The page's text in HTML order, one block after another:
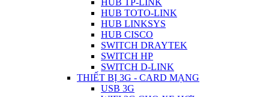
HUB TP-LINK
HUB TOTO-LINK
HUB LINKSYS
HUB CISCO
SWITCH DRAYTEK
SWITCH HP
SWITCH D-LINK
THIẾT BỊ 3G - CARD MẠNG
USB 3G